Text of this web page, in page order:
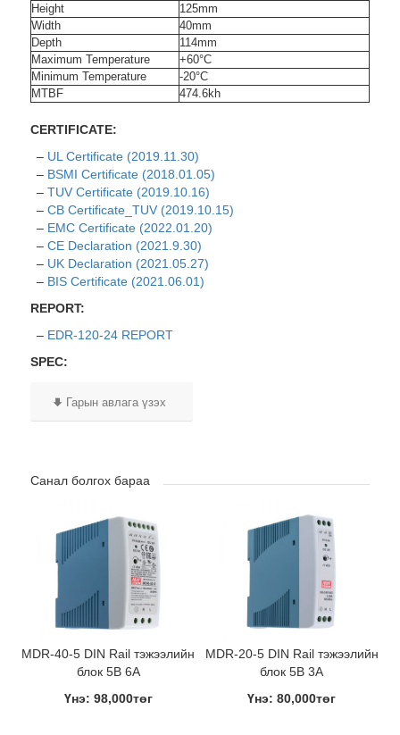
Height
125mm
Width
40mm
Depth
114mm
Maximum Temperature
+60°C
Minimum Temperature
-20°C
MTBF
474.6kh
CERTIFICATE:
– UL Certificate (2019.11.30)
– BSMI Certificate (2018.01.05)
– TUV Certificate (2019.10.16)
– CB Certificate_TUV (2019.10.15)
– EMC Certificate (2022.01.20)
– CE Declaration (2021.9.30)
– UK Declaration (2021.05.27)
– BIS Certificate (2021.06.01)
REPORT:
– EDR-120-24 REPORT
SPEC:
Гарын авлага үзэх
Санал болгох бараа
MDR-40-5 DIN Rail тэжээлийн
блок 5В 6A
Үнэ: 98,000төг
MDR-20-5 DIN Rail тэжээлийн
блок 5В 3A
Үнэ: 80,000төг